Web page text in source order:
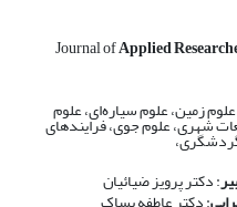
Applied
زمین، علوم سیاره‌ای، علوم
شهری، علوم جوی، فرایندهای
: دکتر پرویز ضیائیان